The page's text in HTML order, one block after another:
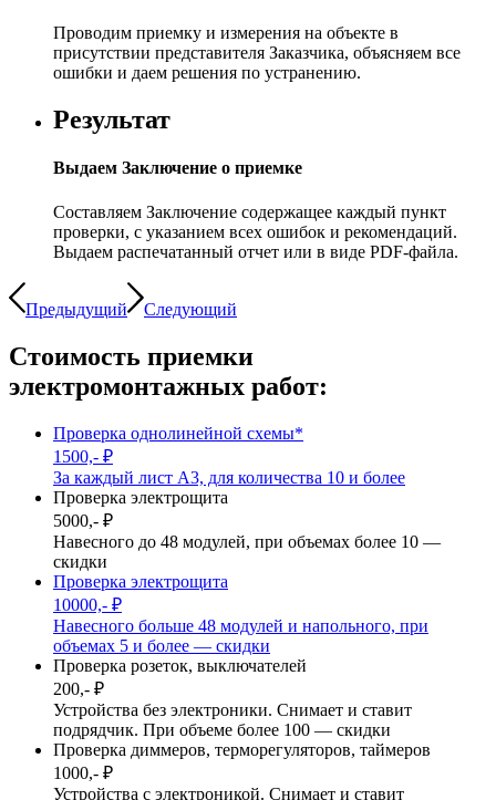
Проводим приемку и измерения на объекте в
присутствии представителя Заказчика, объясняем все
ошибки и даем решения по устранению.
Результат
Выдаем Заключение о приемке
Составляем Заключение содержащее каждый пункт
проверки, с указанием всех ошибок и рекомендаций.
Выдаем распечатанный отчет или в виде PDF-файла.
Предыдущий Следующий
Стоимость приемки
электромонтажных работ:
Проверка однолинейной схемы*
1500,- ₽
За каждый лист А3, для количества 10 и более
Проверка электрощита
5000,- ₽
Навесного до 48 модулей, при объемах более 10 —
скидки
Проверка электрощита
10000,- ₽
Навесного больше 48 модулей и напольного, при
объемах 5 и более — скидки
Проверка розеток, выключателей
200,- ₽
Устройства без электроники. Снимает и ставит
подрядчик. При объеме более 100 — скидки
Проверка диммеров, терморегуляторов, таймеров
1000,- ₽
Устройства с электроникой. Снимает и ставит